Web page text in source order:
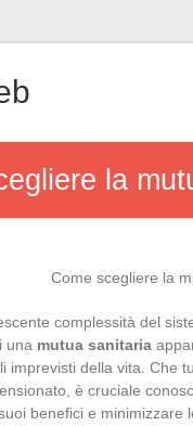
la
complessità del
una mutua sanitaria
imprevisti della vita. Che
è cruciale
benefici e minimizzare